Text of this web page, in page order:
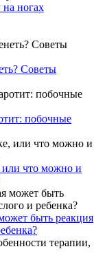
ногах
Советы
побочные
или что можно и
быть реакция